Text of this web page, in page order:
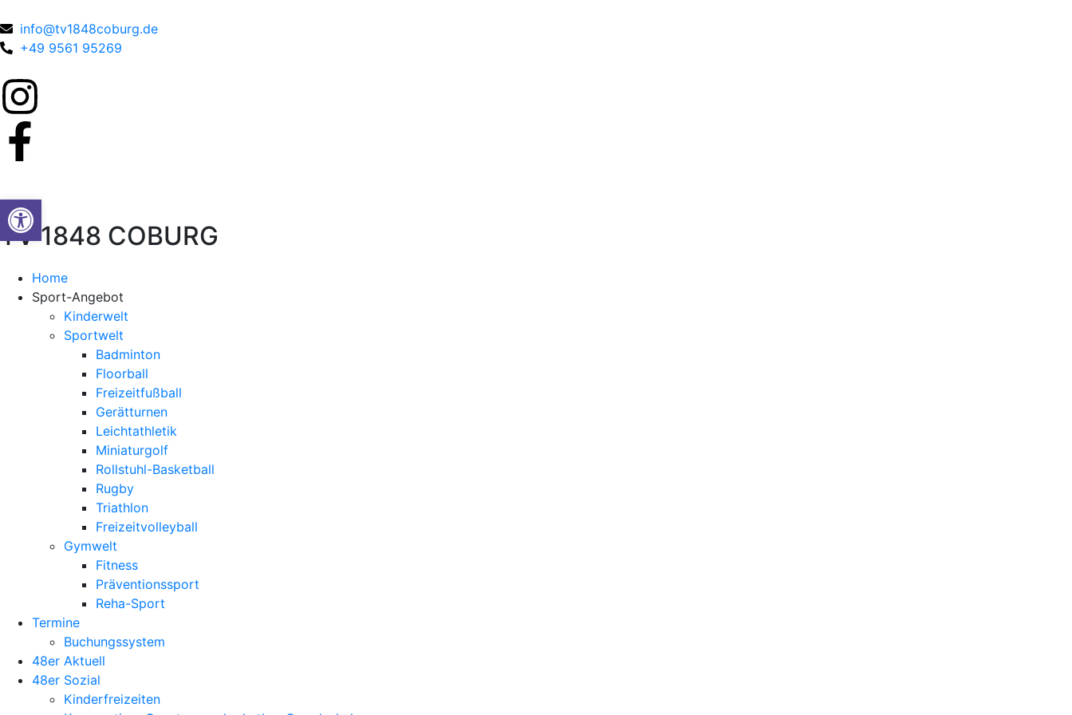
info@tv1848coburg.de
+49 9561 95269
TV 1848 COBURG
Home
Sport-Angebot
Kinderwelt
Sportwelt
Badminton
Floorball
Freizeitfußball
Gerätturnen
Leichtathletik
Miniaturgolf
Rollstuhl-Basketball
Rugby
Triathlon
Freizeitvolleyball
Gymwelt
Fitness
Präventionssport
Reha-Sport
Termine
Buchungssystem
48er Aktuell
48er Sozial
Kinderfreizeiten
Werkzeugleiste öffnen